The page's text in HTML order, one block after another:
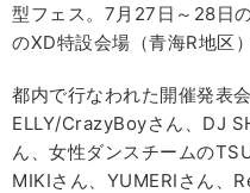
型フェス。7月27日～28日
のXD特設会場（青海R地区
都内で行なわれた開催発表
ELLY/CrazyBoyさん、DJ
ん、女性ダンスチームの
MIKIさん、YUMERIさん、